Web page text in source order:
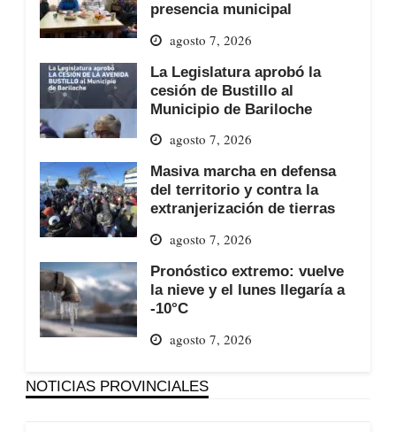
presencia municipal
agosto 7, 2026
La Legislatura aprobó la
cesión de Bustillo al
Municipio de Bariloche
agosto 7, 2026
Masiva marcha en defensa
del territorio y contra la
extranjerización de tierras
agosto 7, 2026
Pronóstico extremo: vuelve
la nieve y el lunes llegaría a
-10°C
agosto 7, 2026
NOTICIAS PROVINCIALES